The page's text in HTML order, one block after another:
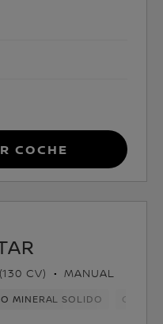
coche
CV) MANUAL
MINERAL SOLIDO